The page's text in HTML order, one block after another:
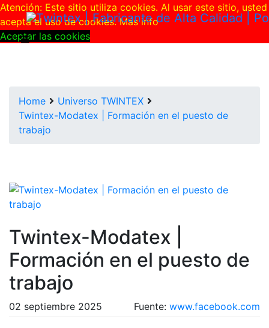
Skip to main content
Atención: Este sitio utiliza cookies. Al usar este sitio, usted
acepta el uso de cookies.Más info
Aceptar las cookies
Home
Universo TWINTEX
Twintex-Modatex | Formación en el puesto de
trabajo
Twintex-Modatex |
Formación en el puesto de
trabajo
02 septiembre 2025 Fuente: www.facebook.com